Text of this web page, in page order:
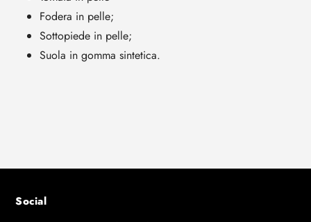
Fodera in pelle;
Sottopiede in pelle;
Suola in gomma sintetica.
Social